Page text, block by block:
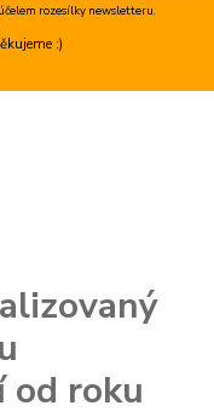
rozesílky newsletteru.
:)
od roku